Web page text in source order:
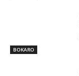
BOKARO